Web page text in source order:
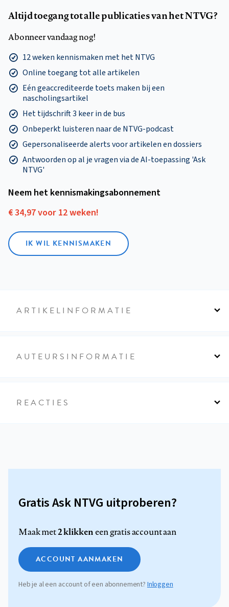
Altijd toegang tot alle publicaties van het NTVG?
Abonneer vandaag nog!
12 weken kennismaken met het NTVG
Online toegang tot alle artikelen
Eén geaccrediteerde toets maken bij een
nascholingsartikel
Het tijdschrift 3 keer in de bus
Onbeperkt luisteren naar de NTVG-podcast
Gepersonaliseerde alerts voor artikelen en dossiers
Antwoorden op al je vragen via de AI-toepassing 'Ask
NTVG'
Neem het kennismakings­abonnement
€ 34,97 voor 12 weken!
IK WIL KENNISMAKEN
ARTIKELINFORMATIE
AUTEURSINFORMATIE
REACTIES
Gratis Ask NTVG uitproberen?
Maak met2 klikkeneen gratis account aan
ACCOUNT AANMAKEN
Heb je al een account of een abonnement? Inloggen